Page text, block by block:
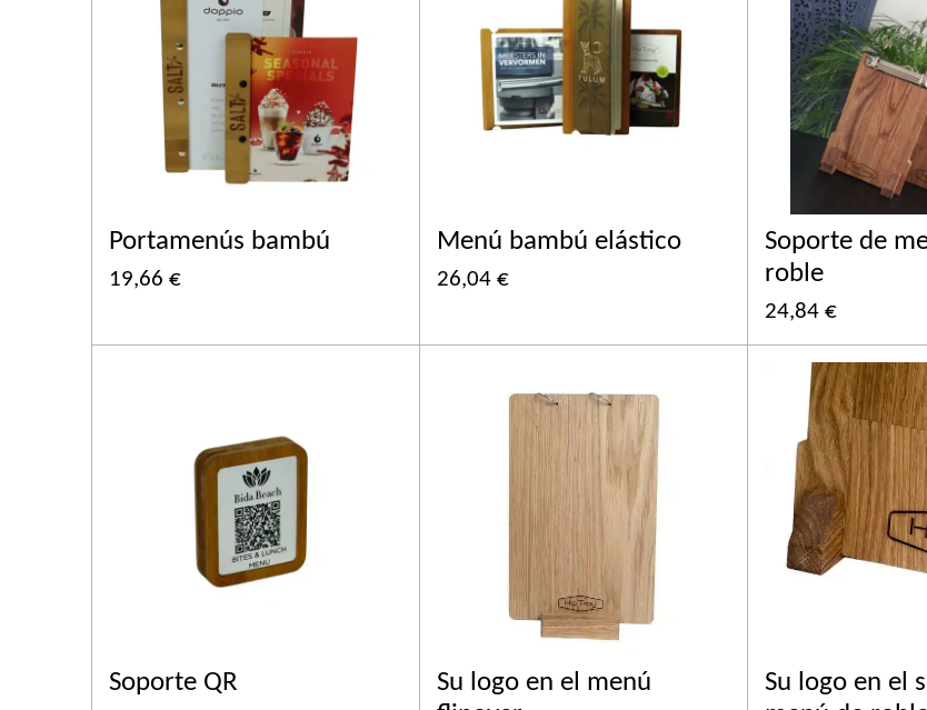
Portamenús bambú
19,66 €
Menú bambú elástico
26,04 €
Soporte de
roble
24,84 €
Soporte QR
Su logo en el menú
Su logo en el